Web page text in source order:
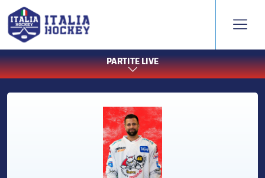
PARTITE LIVE